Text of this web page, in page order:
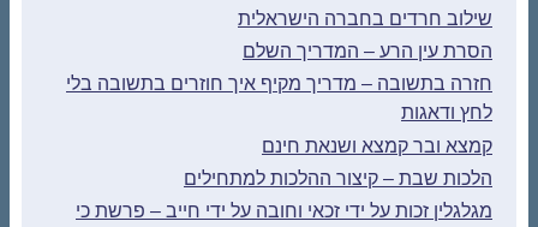
שילוב חרדים בחברה הישראלית
הסרת עין הרע – המדריך השלם
חזרה בתשובה – מדריך מקיף איך חוזרים בתשובה בלי
לחץ ודאגות
קמצא ובר קמצא ושנאת חינם
הלכות שבת – קיצור ההלכות למתחילים
מגלגלין זכות על ידי זכאי וחובה על ידי חייב – פרשת כי